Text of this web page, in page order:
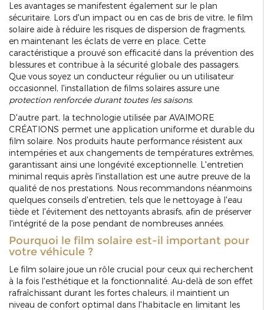
Les avantages se manifestent également sur le plan
sécuritaire. Lors d'un impact ou en cas de bris de vitre, le film
solaire aide à réduire les risques de dispersion de fragments,
en maintenant les éclats de verre en place. Cette
caractéristique a prouvé son efficacité dans la prévention des
blessures et contribue à la sécurité globale des passagers.
Que vous soyez un conducteur régulier ou un utilisateur
occasionnel, l'installation de films solaires assure une
protection renforcée durant toutes les saisons.
D'autre part, la technologie utilisée par AVAIMORE
CRÉATIONS permet une application uniforme et durable du
film solaire. Nos produits haute performance résistent aux
intempéries et aux changements de températures extrêmes,
garantissant ainsi une longévité exceptionnelle. L'entretien
minimal requis après l'installation est une autre preuve de la
qualité de nos prestations. Nous recommandons néanmoins
quelques conseils d'entretien, tels que le nettoyage à l'eau
tiède et l'évitement des nettoyants abrasifs, afin de préserver
l'intégrité de la pose pendant de nombreuses années.
Pourquoi le film solaire est-il important pour
votre véhicule ?
Le film solaire joue un rôle crucial pour ceux qui recherchent
à la fois l'esthétique et la fonctionnalité. Au-delà de son effet
rafraîchissant durant les fortes chaleurs, il maintient un
niveau de confort optimal dans l'habitacle en limitant les